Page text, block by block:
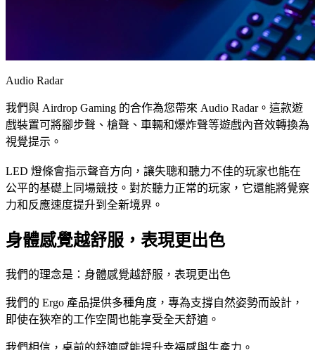
Audio Radar
我們與 Airdrop Gaming 的合作為您帶來 Audio Radar。這款遊
戲裝置可將腳步聲、槍聲、車輛和爆炸聲等遊戲內音效轉換為
視覺提示。
LED 燈條會指示聲音方向，讓失聰和聽力不佳的玩家也能在
公平的基礎上同場競技。對於聽力正常的玩家，它還能將覺察
力和反應速度提升到全新境界。
身體感覺越舒服，表現更出色
我們的理念是：身體感覺越舒服，表現更出色
我們的 Ergo 產品提供多種角度，專為支撐自然姿勢而設計，
即使在狹窄的工作空間也能享受全天舒適。